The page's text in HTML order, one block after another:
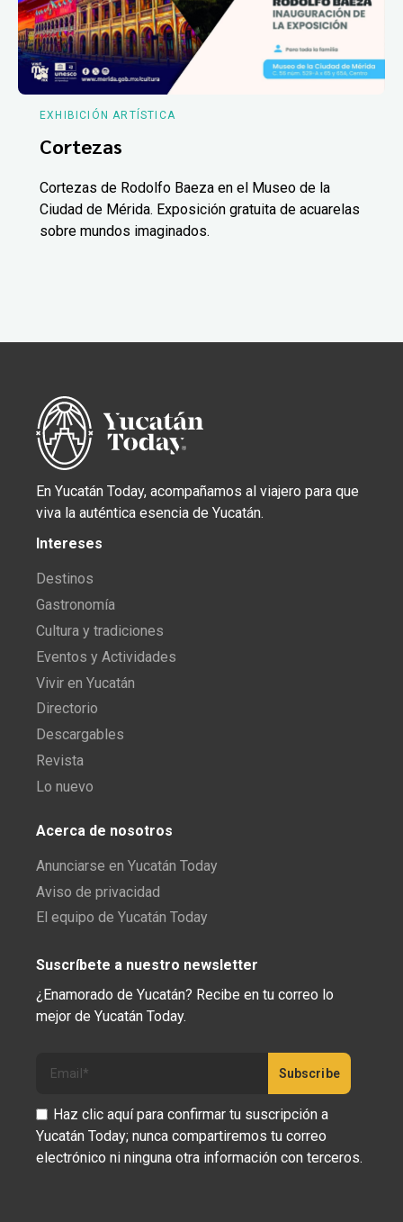
EXHIBICIÓN ARTÍSTICA
Cortezas
Cortezas de Rodolfo Baeza en el Museo de la
Ciudad de Mérida. Exposición gratuita de acuarelas
sobre mundos imaginados.
En Yucatán Today, acompañamos al viajero para que
viva la auténtica esencia de Yucatán.
Intereses
Destinos
Gastronomía
Cultura y tradiciones
Eventos y Actividades
Vivir en Yucatán
Directorio
Descargables
Revista
Lo nuevo
Acerca de nosotros
Anunciarse en Yucatán Today
Aviso de privacidad
El equipo de Yucatán Today
Suscríbete a nuestro newsletter
¿Enamorado de Yucatán? Recibe en tu correo lo
mejor de Yucatán Today.
Haz clic aquí para confirmar tu suscripción a
Yucatán Today; nunca compartiremos tu correo
electrónico ni ninguna otra información con terceros.